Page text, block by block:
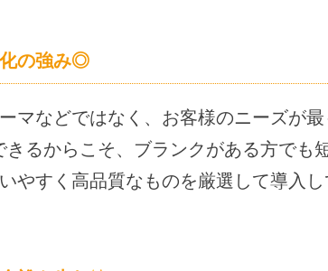
化の強み◎
マなどではなく、お客様のニーズが
きるからこそ、ブランクがある方でも
やすく高品質なものを厳選して導入